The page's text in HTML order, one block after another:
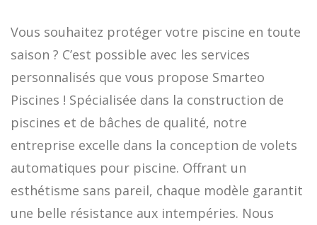
Vous souhaitez protéger votre piscine en toute
saison ? C’est possible avec les services
personnalisés que vous propose Smarteo
Piscines ! Spécialisée dans la construction de
piscines et de bâches de qualité, notre
entreprise excelle dans la conception de volets
automatiques pour piscine. Offrant un
esthétisme sans pareil, chaque modèle garantit
une belle résistance aux intempéries. Nous